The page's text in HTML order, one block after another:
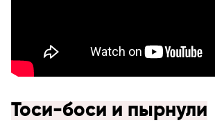
Тоси-боси и пырнули